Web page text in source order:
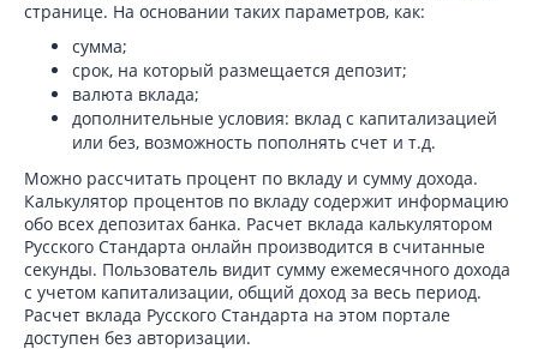
странице. На основании таких параметров, как:
сумма;
срок, на который размещается депозит;
валюта вклада;
дополнительные условия: вклад с капитализацией
или без, возможность пополнять счет и т.д.
Можно рассчитать процент по вкладу и сумму дохода.
Калькулятор процентов по вкладу содержит информацию
обо всех депозитах банка. Расчет вклада калькулятором
Русского Стандарта онлайн производится в считанные
секунды. Пользователь видит сумму ежемесячного дохода
с учетом капитализации, общий доход за весь период.
Расчет вклада Русского Стандарта на этом портале
доступен без авторизации.